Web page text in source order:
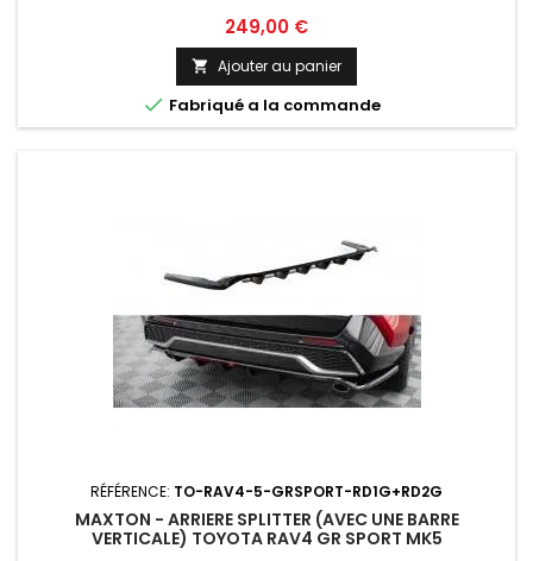
Prix
249,00 €
 Ajouter au panier
 Fabriqué a la commande
RÉFÉRENCE: TO-RAV4-5-GRSPORT-RD1G+RD2G
MAXTON - ARRIERE SPLITTER (AVEC UNE BARRE
VERTICALE) TOYOTA RAV4 GR SPORT MK5